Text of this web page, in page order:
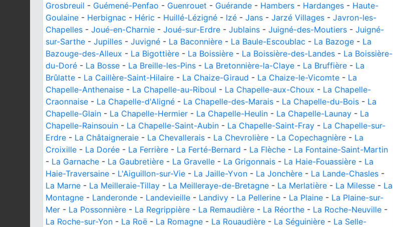
Grosbreuil - Guémené-Penfao - Guenrouet - Guérande - Hambers - Hardanges - Haute-
Goulaine - Herbignac - Héric - Huillé-Lézigné - Izé - Jans - Jarzé Villages - Javron-les-
Chapelles - Joué-en-Charnie - Joué-sur-Erdre - Jublains - Juigné-des-Moutiers - Juigné-
sur-Sarthe - Jupilles - Juvigné - La Baconnière - La Baule-Escoublac - La Bazoge - La
Bazouge-des-Alleux - La Bigottière - La Boissière - La Boissière-des-Landes - La Boissière-
du-Doré - La Bosse - La Breille-les-Pins - La Bretonnière-la-Claye - La Bruffière - La
Brûlatte - La Caillère-Saint-Hilaire - La Chaize-Giraud - La Chaize-le-Vicomte - La
Chapelle-Anthenaise - La Chapelle-au-Riboul - La Chapelle-aux-Choux - La Chapelle-
Craonnaise - La Chapelle-d'Aligné - La Chapelle-des-Marais - La Chapelle-du-Bois - La
Chapelle-Glain - La Chapelle-Hermier - La Chapelle-Heulin - La Chapelle-Launay - La
Chapelle-Rainsouin - La Chapelle-Saint-Aubin - La Chapelle-Saint-Fray - La Chapelle-sur-
Erdre - La Châtaigneraie - La Chevallerais - La Chevrolière - La Copechagnière - La
Croixille - La Dorée - La Ferrière - La Ferté-Bernard - La Flèche - La Fontaine-Saint-Martin
- La Garnache - La Gaubretière - La Gravelle - La Grigonnais - La Haie-Fouassière - La
Haie-Traversaine - L'Aiguillon-sur-Vie - La Jaille-Yvon - La Jonchère - La Lande-Chasles -
La Marne - La Meilleraie-Tillay - La Meilleraye-de-Bretagne - La Merlatière - La Milesse - La
Montagne - Landeronde - Landevieille - Landivy - La Pellerine - La Plaine - La Plaine-sur-
Mer - La Possonnière - La Regrippière - La Remaudière - La Réorthe - La Roche-Neuville -
La Roche-sur-Yon - La Roë - La Romagne - La Rouaudière - La Séguinière - La Selle-